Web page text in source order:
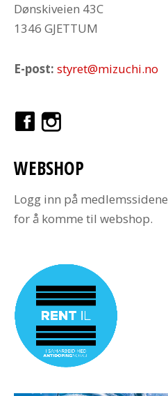
Dønskiveien 43C
1346 GJETTUM
E-post: styret@mizuchi.no
WEBSHOP
Logg inn på medlemssidene
for å komme til webshop.